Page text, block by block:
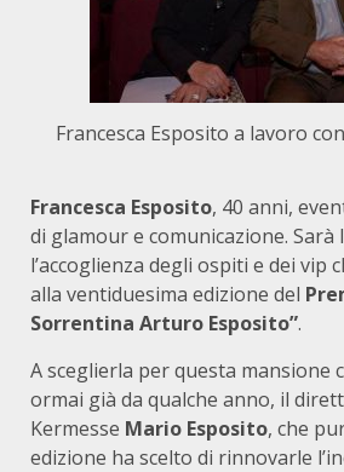
Francesca Esposito a lavoro
Francesca Esposito, 40 anni,
di glamour e comunicazione. Sarà
l’accoglienza degli ospiti e dei vip
alla ventiduesima edizione del
Sorrentina Arturo Esposito”.
A sceglierla per questa mansione
ormai già da qualche anno, il
Kermesse Mario Esposito, che
edizione ha scelto di rinnovarle